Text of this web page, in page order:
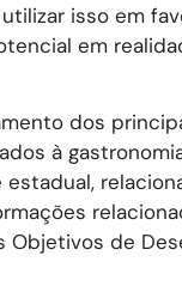
isso em
em
dos
à
de